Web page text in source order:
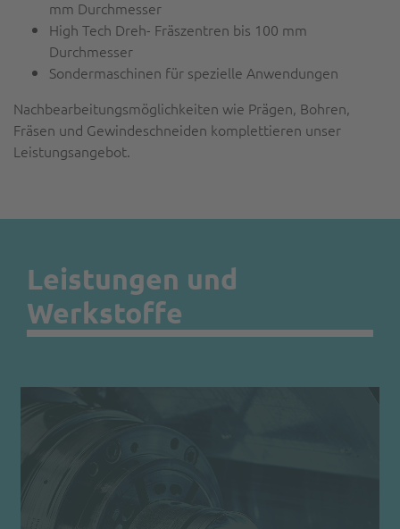
mm Durchmesser
High Tech Dreh- Fräszentren bis 100 mm
Durchmesser
Sondermaschinen für spezielle Anwendungen
Nachbearbeitungsmöglichkeiten wie Prägen, Bohren,
Fräsen und Gewindeschneiden komplettieren unser
Leistungsangebot.
Leistungen und
Werkstoffe